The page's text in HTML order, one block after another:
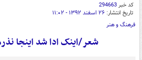
کد خبر294663
تاریخ انتشار: ۲۶ اسفند ۱۳۹۲ - ۱۱:۰۲
فرهنگ و هنر
شعر/اینک ادا شد این­جا